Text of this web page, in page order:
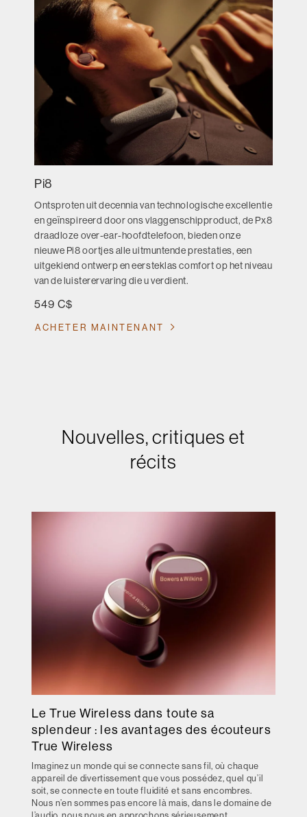
Pi8
Ontsproten uit decennia van technologische excellentie
en geïnspireerd door ons vlaggenschipproduct, de Px8
draadloze over-ear-hoofdtelefoon, bieden onze
nieuwe Pi8 oortjes alle uitmuntende prestaties, een
uitgekiend ontwerp en eersteklas comfort op het niveau
van de luisterervaring die u verdient.
549 C$
ACHETER MAINTENANT
Nouvelles, critiques et
récits
Le True Wireless dans toute sa
splendeur : les avantages des écouteurs
True Wireless
Imaginez un monde qui se connecte sans fil, où chaque
appareil de divertissement que vous possédez, quel qu’il
soit, se connecte en toute fluidité et sans encombres.
Nous n’en sommes pas encore là mais, dans le domaine de